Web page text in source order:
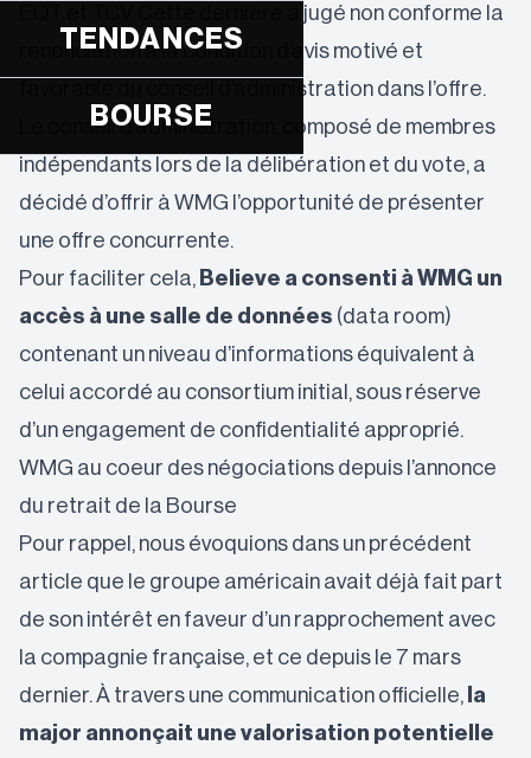
TENDANCES
BOURSE
EQT et TCV. Cette dernière a jugé non conforme la
renonciation à la condition d’avis motivé et
favorable du conseil d’administration dans l’offre.
Le conseil d’administration, composé de membres
indépendants lors de la délibération et du vote, a
décidé d’offrir à WMG l’opportunité de présenter
une offre concurrente.
Pour faciliter cela,
Believe a consenti à WMG un
accès à une salle de données (data room)
contenant un niveau d’informations équivalent à
celui accordé au consortium initial, sous réserve
d’un engagement de confidentialité approprié.
WMG au coeur des négociations depuis l’annonce
du retrait de la Bourse
Pour rappel, nous évoquions dans un précédent
article que le groupe américain avait déjà fait part
de son intérêt en faveur d’un rapprochement avec
la compagnie française, et ce depuis le 7 mars
dernier. À travers une communication officielle,
la
major annonçait une valorisation potentielle